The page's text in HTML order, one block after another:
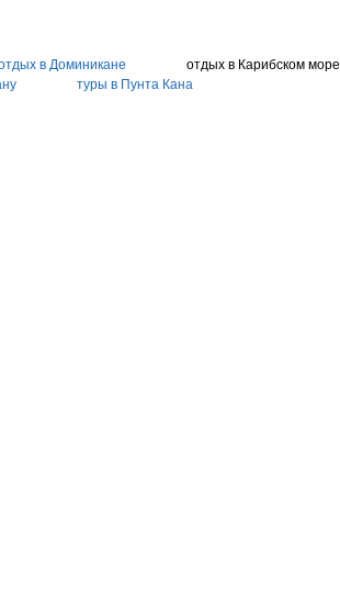
в Доминикане
отдых в Карибском море
туры в Пунта Кана